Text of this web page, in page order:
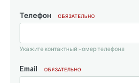
Телефон ОБЯЗАТЕЛЬНО
Укажите контактный номер телефона
Email ОБЯЗАТЕЛЬНО